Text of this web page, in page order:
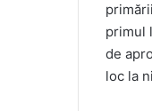
primul
de
loc la